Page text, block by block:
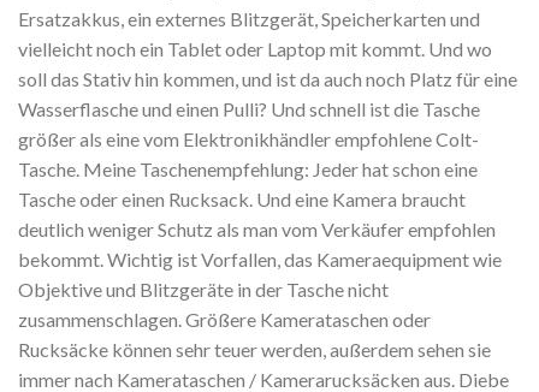
Ersatzakkus, ein externes Blitzgerät, Speicherkarten und
vielleicht noch ein Tablet oder Laptop mit kommt. Und wo
soll das Stativ hin kommen, und ist da auch noch Platz für eine
Wasserflasche und einen Pulli? Und schnell ist die Tasche
größer als eine vom Elektronikhändler empfohlene Colt-
Tasche. Meine Taschenempfehlung: Jeder hat schon eine
Tasche oder einen Rucksack. Und eine Kamera braucht
deutlich weniger Schutz als man vom Verkäufer empfohlen
bekommt. Wichtig ist Vorfallen, das Kameraequipment wie
Objektive und Blitzgeräte in der Tasche nicht
zusammenschlagen. Größere Kamerataschen oder
Rucksäcke können sehr teuer werden, außerdem sehen sie
immer nach Kamerataschen / Kamerarucksäcken aus. Diebe